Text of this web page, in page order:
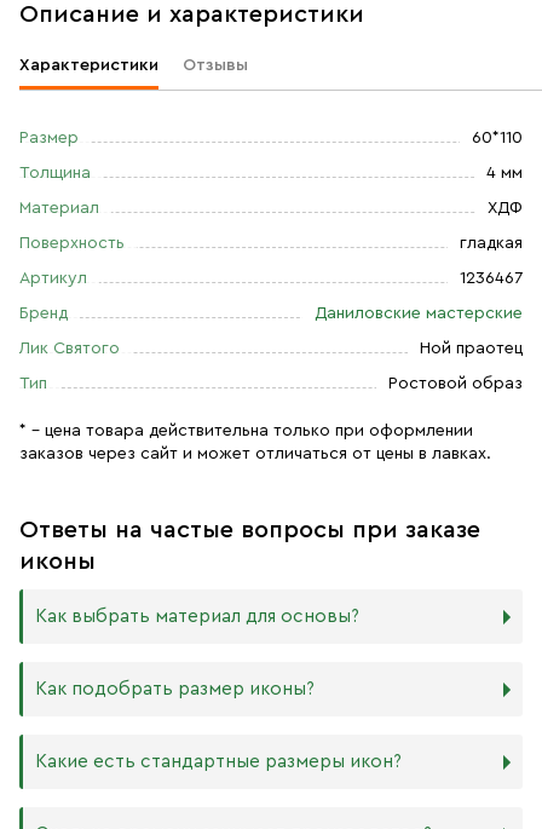
Описание и характеристики
Характеристики Отзывы
Размер 60*110
Толщина 4 мм
Материал ХДФ
Поверхность гладкая
Артикул 1236467
Бренд Даниловские мастерские
Лик Святого Ной праотец
Тип Ростовой образ
* – цена товара действительна только при оформлении
заказов через сайт и может отличаться от цены в лавках.
Ответы на частые вопросы при заказе
иконы
Как выбрать материал для основы?
Мы изготавливаем иконы на трёх разных видах досок:
МДФ. Ламинированная древесно-стружечная плита —
Как подобрать размер иконы?
Никаких строгих правил по тому, какого размера
Какие есть стандартные размеры икон?